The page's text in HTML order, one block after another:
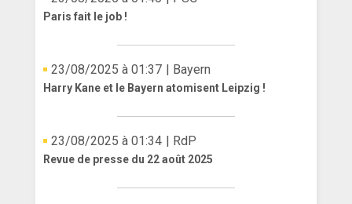
Paris fait le job !
23/08/2025 à 01:37 | Bayern
Harry Kane et le Bayern atomisent Leipzig !
23/08/2025 à 01:34 | RdP
Revue de presse du 22 août 2025